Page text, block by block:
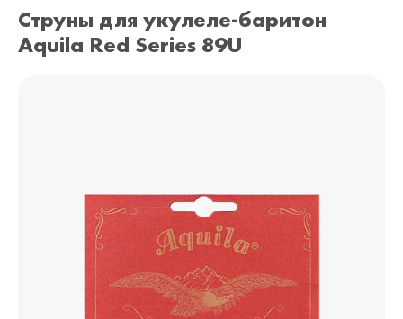
+7 (925) 176-55-65
ул. Большая Новодмитровская 36с15,
Санкт-Петербург
Струны для укулеле-баритон
Aquila Red Series 89U